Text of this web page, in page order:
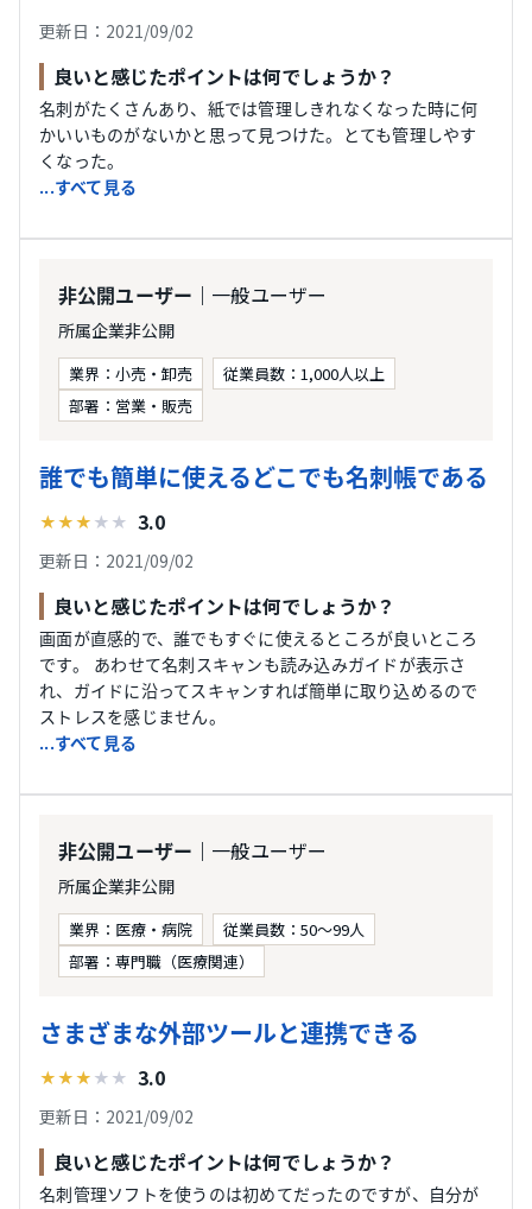
更新日：2021/09/02
良いと感じたポイントは何でしょうか？
名刺がたくさんあり、紙では管理しきれなくなった時に何
かいいものがないかと思って見つけた。とても管理しやす
くなった。
...すべて見る
非公開ユーザー ｜一般ユーザー
所属企業非公開
業界：小売・卸売
従業員数：1,000人以上
部署：営業・販売
誰でも簡単に使えるどこでも名刺帳である
★★★ ★ ★ 3.0
更新日：2021/09/02
良いと感じたポイントは何でしょうか？
画面が直感的で、誰でもすぐに使えるところが良いところ
です。 あわせて名刺スキャンも読み込みガイドが表示さ
れ、ガイドに沿ってスキャンすれば簡単に取り込めるので
ストレスを感じません。
...すべて見る
非公開ユーザー ｜一般ユーザー
所属企業非公開
業界：医療・病院
従業員数：50〜99人
部署：専門職（医療関連）
さまざまな外部ツールと連携できる
★★★ ★ ★ 3.0
更新日：2021/09/02
良いと感じたポイントは何でしょうか？
名刺管理ソフトを使うのは初めてだったのですが、自分が